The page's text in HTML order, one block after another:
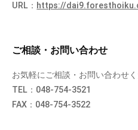
URL： https://
ご相談・お問い合わせ
お気軽にご相談・お問い合わせく
TEL：048-754-3521
FAX：048-754-3522